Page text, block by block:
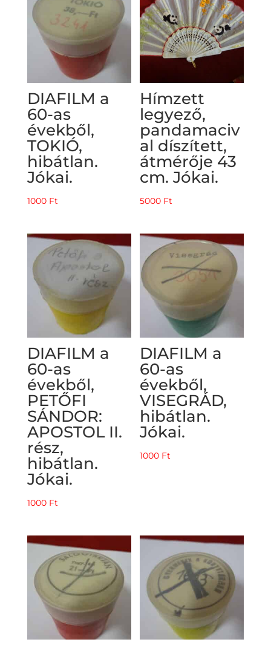
DIAFILM a
60-as
évekből,
TOKIÓ,
hibátlan.
Jókai.
1000 Ft
Hímzett
legyező,
pandamaciv
al díszített,
átmérője 43
cm. Jókai.
5000 Ft
DIAFILM a
60-as
évekből,
PETŐFI
SÁNDOR:
APOSTOL II.
rész,
hibátlan.
Jókai.
1000 Ft
DIAFILM a
60-as
évekből,
VISEGRÁD,
hibátlan.
Jókai.
1000 Ft